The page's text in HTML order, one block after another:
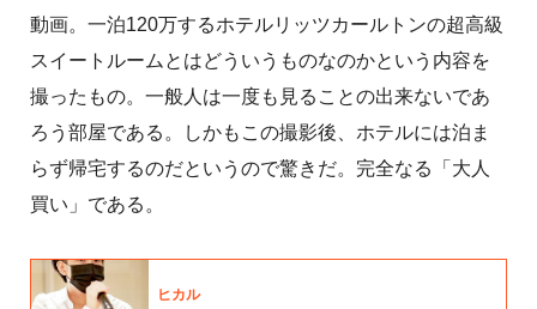
動画。一泊120万するホテルリッツカールトンの超高級
スイートルームとはどういうものなのかという内容を
撮ったもの。一般人は一度も見ることの出来ないであ
ろう部屋である。しかもこの撮影後、ホテルには泊ま
らず帰宅するのだというので驚きだ。完全なる「大人
買い」である。